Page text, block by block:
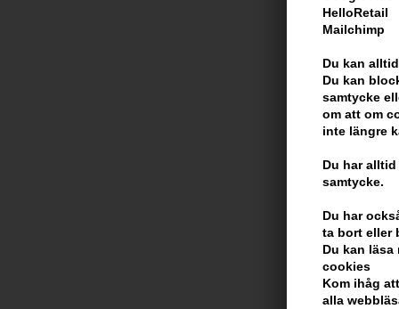
HelloRetail
Mailchimp
Du kan
Du kan
samtycke
om att om
inte längre
Du har
samtycke.
Du har
ta bort eller
Du kan
cookies
Kom ihåg
alla
Van Cleef &
Doré Edp 75m